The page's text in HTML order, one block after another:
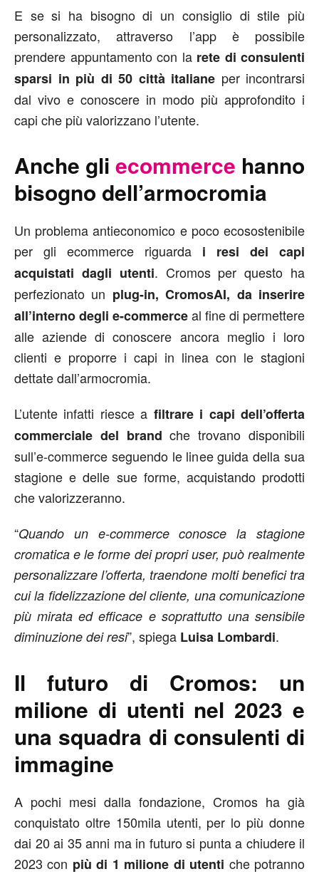
E se si ha bisogno di un consiglio di stile più
personalizzato, attraverso l’app è possibile
prendere appuntamento con la rete di consulenti
sparsi in più di 50 città italiane per incontrarsi
dal vivo e conoscere in modo più approfondito i
capi che più valorizzano l’utente.
Anche gli ecommerce hanno
bisogno dell’armocromia
Un problema antieconomico e poco ecosostenibile
per gli ecommerce riguarda i resi dei capi
acquistati dagli utenti. Cromos per questo ha
perfezionato un plug-in, CromosAI, da inserire
all’interno degli e-commerceal fine di permettere
alle aziende di conoscere ancora meglio i loro
clienti e proporre i capi in linea con le stagioni
dettate dall’armocromia.
L’utente infatti riesce a filtrare i capi dell’offerta
commerciale del brand che trovano disponibili
sull’e-commerce seguendo le linee guida della sua
stagione e delle sue forme, acquistando prodotti
che valorizzeranno.
“Quando un e-commerce conosce la stagione
cromatica e le forme dei propri user, può realmente
personalizzare l’offerta, traendone molti benefici tra
cui la fidelizzazione del cliente, una comunicazione
più mirata ed efficace e soprattutto una sensibile
diminuzione dei resi”, spiega Luisa Lombardi.
Il futuro di Cromos: un
milione di utenti nel 2023 e
una squadra di consulenti di
immagine
A pochi mesi dalla fondazione, Cromos ha già
conquistato oltre 150mila utenti, per lo più donne
dai 20 ai 35 anni ma in futuro si punta a chiudere il
2023 con più di 1 milione di utenti che potranno